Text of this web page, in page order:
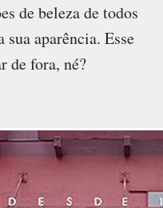
de beleza de todos
sua aparência. Esse
de fora, né?